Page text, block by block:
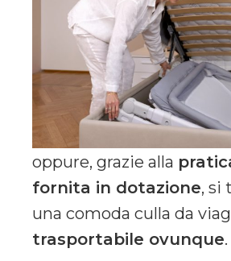
oppure, grazie alla
fornita in dotazione, si
una comoda culla da
trasportabile ovunque.